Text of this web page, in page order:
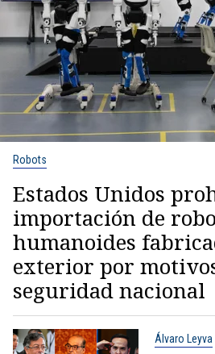
Robots
Estados Unidos
importación de
humanoides
exterior por
seguridad nacional
Álvaro Leyva